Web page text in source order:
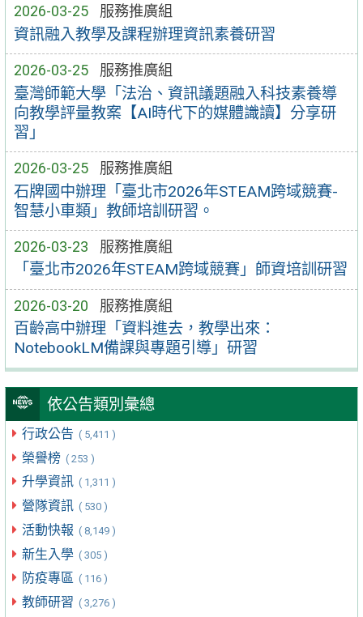
2026-03-25 服務推廣組
資訊融入教學及課程辦理資訊素養研習
2026-03-25 服務推廣組
臺灣師範大學「法治、資訊議題融入科技素養導
向教學評量教案【AI時代下的媒體識讀】分享研
習」
2026-03-25 服務推廣組
石牌國中辦理「臺北市2026年STEAM跨域競賽-
智慧小車類」教師培訓研習。
2026-03-23 服務推廣組
「臺北市2026年STEAM跨域競賽」師資培訓研習
2026-03-20 服務推廣組
百齡高中辦理「資料進去，教學出來：
NotebookLM備課與專題引導」研習
依公告類別彙總
行政公告 ( 5,411 )
榮譽榜 ( 253 )
升學資訊 ( 1,311 )
營隊資訊 ( 530 )
活動快報 ( 8,149 )
新生入學 ( 305 )
防疫專區 ( 116 )
教師研習 ( 3,276 )